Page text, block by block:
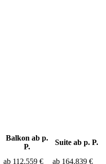
Balkon ab p.
P.
Suite ab p. P.
ab 112.559 € ab 164.839 €